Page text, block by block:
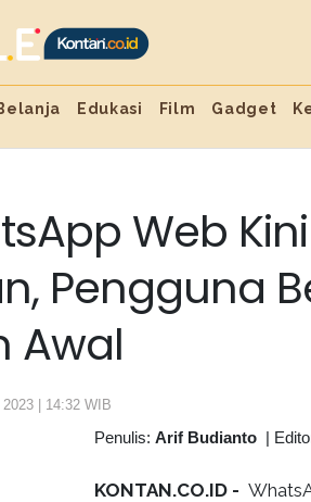
Edukasi Film Gadget
Web
Pengguna
Awal
| 14:32 WIB
Penulis: Arif Budianto |
KONTAN.CO.ID -